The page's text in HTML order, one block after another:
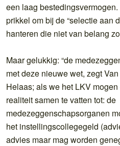
een laag
prikkel om bij de “selectie aan
hanteren die niet van belang
Maar gelukkig: “de
met deze nieuwe wet, zegt
Helaas; als we het LKV
realiteit samen te vatten tot: de
medezeggenschapsorganen
het instellingscollegegeld
advies maar mag worden